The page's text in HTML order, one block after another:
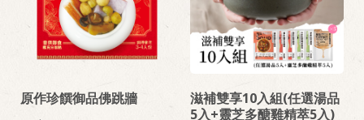
原作珍饌御品佛跳牆
滋補雙享10入組(任選湯品
5入+靈芝多醣雞精萃5入)